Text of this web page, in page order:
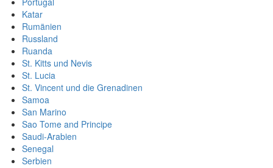
Katar
Rumänien
Russland
Ruanda
St. Kitts und Nevis
St. Lucia
St. Vincent und die Grenadinen
Samoa
San Marino
Sao Tome and Principe
Saudi-Arabien
Senegal
Serbien